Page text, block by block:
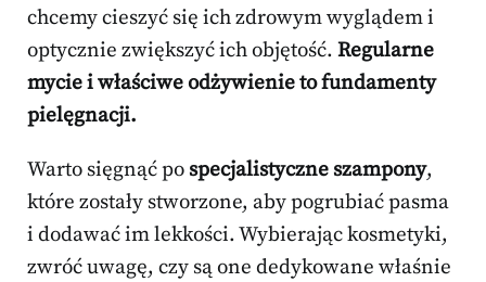
chcemy cieszyć się ich zdrowym wyglądem i
optycznie zwiększyć ich objętość. Regularne
mycie i właściwe odżywienie to fundamenty
pielęgnacji.
Warto sięgnąć po specjalistyczne szampony,
które zostały stworzone, aby pogrubiać pasma
i dodawać im lekkości. Wybierając kosmetyki,
zwróć uwagę, czy są one dedykowane właśnie